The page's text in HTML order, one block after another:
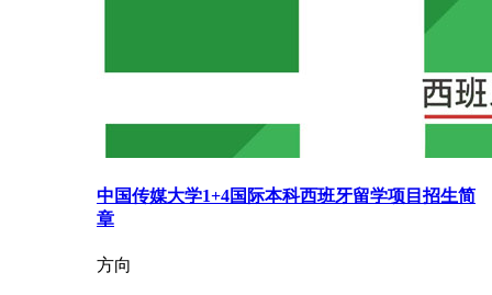
中国传媒大学1+4国际本科西班牙留学项目招生简
章
方向